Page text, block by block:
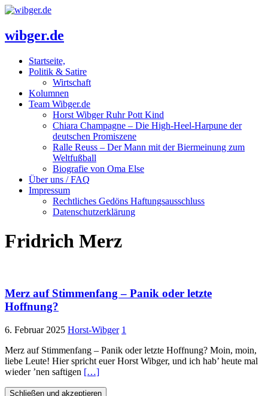
wibger.de
Startseite,
Politik & Satire
Wirtschaft
Kolumnen
Team Wibger.de
Horst Wibger Ruhr Pott Kind
Chiara Champagne – Die High-Heel-Harpune der
deutschen Promiszene
Ralle Reuss – Der Mann mit der Biermeinung zum
Weltfußball
Biografie von Oma Else
Über uns / FAQ
Impressum
Rechtliches Gedöns Haftungsausschluss
Datenschutzerklärung
Fridrich Merz
Merz auf Stimmenfang – Panik oder letzte
Hoffnung?
6. Februar 2025 Horst-Wibger 1
Merz auf Stimmenfang – Panik oder letzte Hoffnung? Moin, moin,
liebe Leute! Hier spricht euer Horst Wibger, und ich hab’ heute mal
wieder ’nen saftigen […]